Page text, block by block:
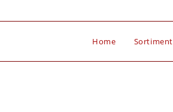
Home Sortiment